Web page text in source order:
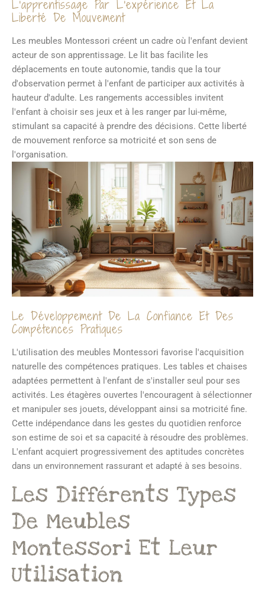
L'apprentissage Par L'expérience Et La
Liberté De Mouvement
Les meubles Montessori créent un cadre où l'enfant devient
acteur de son apprentissage. Le lit bas facilite les
déplacements en toute autonomie, tandis que la tour
d'observation permet à l'enfant de participer aux activités à
hauteur d'adulte. Les rangements accessibles invitent
l'enfant à choisir ses jeux et à les ranger par lui-même,
stimulant sa capacité à prendre des décisions. Cette liberté
de mouvement renforce sa motricité et son sens de
l'organisation.
Le Développement De La Confiance Et Des
Compétences Pratiques
L'utilisation des meubles Montessori favorise l'acquisition
naturelle des compétences pratiques. Les tables et chaises
adaptées permettent à l'enfant de s'installer seul pour ses
activités. Les étagères ouvertes l'encouragent à sélectionner
et manipuler ses jouets, développant ainsi sa motricité fine.
Cette indépendance dans les gestes du quotidien renforce
son estime de soi et sa capacité à résoudre des problèmes.
L'enfant acquiert progressivement des aptitudes concrètes
dans un environnement rassurant et adapté à ses besoins.
Les Différents Types
De Meubles
Montessori Et Leur
Utilisation